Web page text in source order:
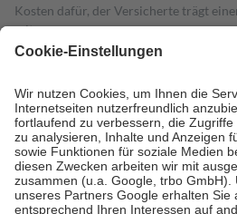
Kosten dafür, der Versicherte trägt
mit.
Grundsätzlich leisten Mitglieder
höchstens zehn Euro.
Es sind jedoch
Kosten der Leistung zu entrichten.
Diese Regeln gelten grundsätzlich
Bei Heilmitteln und häuslicher
Zuzahlung zehn Prozent der Kosten
Verordnung.
Um das Engagement der Versicherten